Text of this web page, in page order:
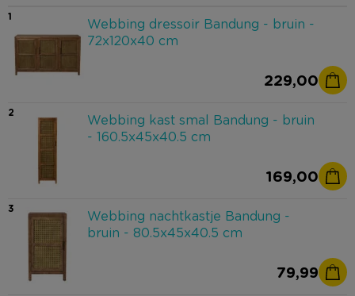
1
Webbing dressoir Bandung - bruin -
72x120x40 cm
229,00
2
Webbing kast smal Bandung - bruin
- 160.5x45x40.5 cm
169,00
3
Webbing nachtkastje Bandung -
bruin - 80.5x45x40.5 cm
79,99